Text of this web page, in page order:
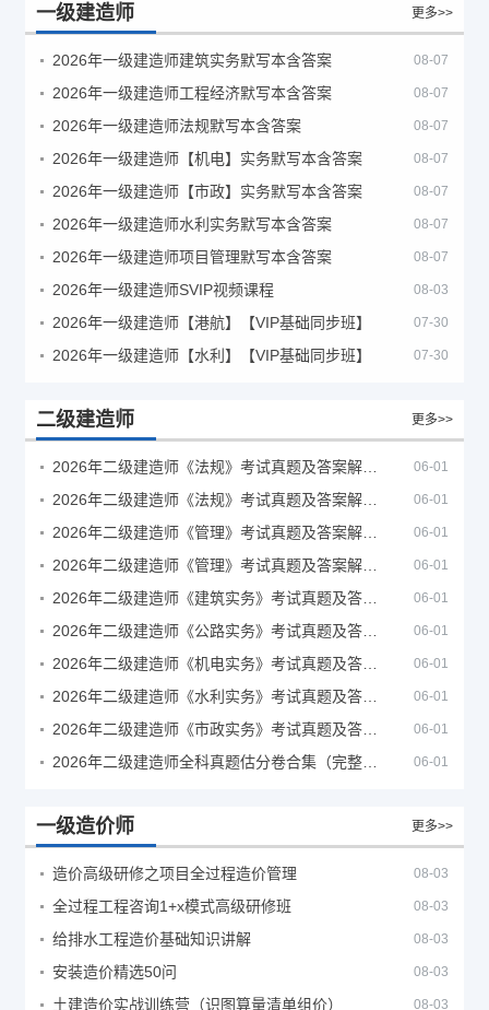
一级建造师 更多>>
2026年一级建造师建筑实务默写本含答案 08-07
2026年一级建造师工程经济默写本含答案 08-07
2026年一级建造师法规默写本含答案 08-07
2026年一级建造师【机电】实务默写本含答案 08-07
2026年一级建造师【市政】实务默写本含答案 08-07
2026年一级建造师水利实务默写本含答案 08-07
2026年一级建造师项目管理默写本含答案 08-07
2026年一级建造师SVIP视频课程 08-03
2026年一级建造师【港航】【VIP基础同步班】 07-30
2026年一级建造师【水利】【VIP基础同步班】 07-30
二级建造师 更多>>
06-01
06-01
06-01
06-01
06-01
06-01
06-01
06-01
06-01
06-01
一级造价师 更多>>
造价高级研修之项目全过程造价管理 08-03
全过程工程咨询1+x模式高级研修班 08-03
给排水工程造价基础知识讲解 08-03
安装造价精选50问 08-03
土建造价实战训练营（识图算量清单组价） 08-03